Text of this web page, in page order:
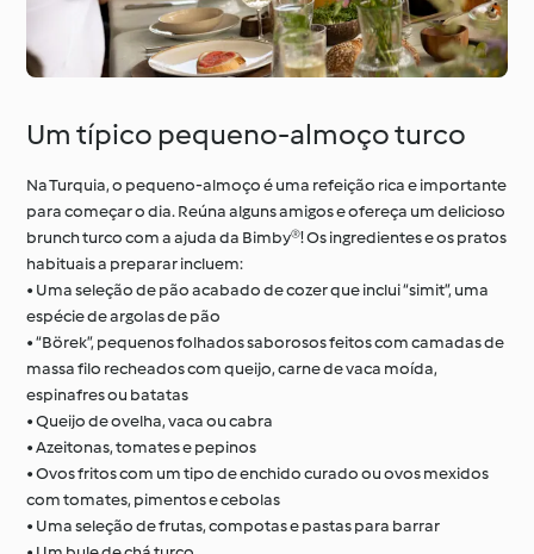
Um típico pequeno-almoço turco
Na Turquia, o pequeno-almoço é uma refeição rica e importante
para começar o dia. Reúna alguns amigos e ofereça um delicioso
brunch turco com a ajuda da Bimby®! Os ingredientes e os pratos
habituais a preparar incluem:
• Uma seleção de pão acabado de cozer que inclui “simit”, uma
espécie de argolas de pão
• “Börek”, pequenos folhados saborosos feitos com camadas de
massa filo recheados com queijo, carne de vaca moída,
espinafres ou batatas
• Queijo de ovelha, vaca ou cabra
• Azeitonas, tomates e pepinos
• Ovos fritos com um tipo de enchido curado ou ovos mexidos
com tomates, pimentos e cebolas
• Uma seleção de frutas, compotas e pastas para barrar